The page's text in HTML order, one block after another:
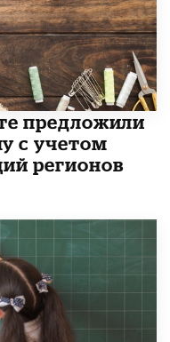
предложили
с учетом
регионов